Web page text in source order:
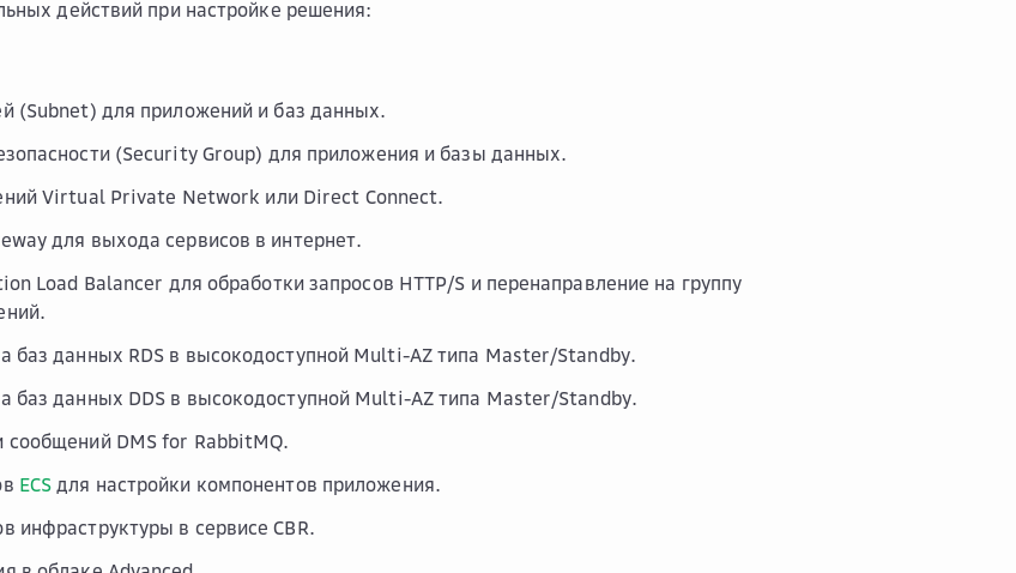
действий при настройке решения:
(Subnet) для приложений и баз данных.
(Security Group) для приложения и базы данных.
Virtual Private Network или Direct Connect.
для выхода сервисов в интернет.
Load Balancer для обработки запросов HTTP/S и перенаправление на группу
баз данных RDS в высокодоступной Multi-AZ типа Master/Standby.
баз данных DDS в высокодоступной Multi-AZ типа Master/Standby.
сообщений DMS for RabbitMQ.
ECS для настройки компонентов приложения.
инфраструктуры в сервисе CBR.